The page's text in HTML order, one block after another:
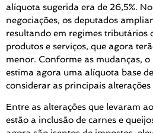
alíquota sugerida era de 26,5%.
negociações, os deputados
resultando em regimes tributários
produtos e serviços, que agora
menor. Conforme as mudanças,
estima agora uma alíquota base
considerar as principais alterações
Entre as alterações que levaram
estão a inclusão de carnes e